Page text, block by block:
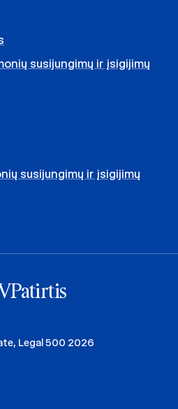
susijungimų ir įsigijimų
susijungimų ir įsigijimų
Patirtis
Legal 500 2026